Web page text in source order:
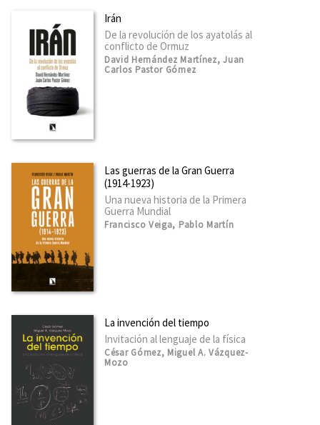
Irán
De la revolución de los ayatolás al
conflicto de Ormuz
David Hernández Martínez, Juan
Carlos Pastor Gómez
Las guerras de la Gran Guerra
(1914-1923)
Una nueva historia de la Primera
Guerra Mundial
Francisco Veiga, Pablo Martín
La invención del tiempo
Invitación al lenguaje de la física
César Gómez, Miguel A. Vázquez-
Mozo